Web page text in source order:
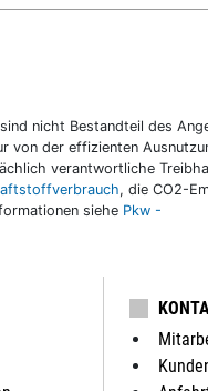
nicht Bestandteil des
von der effizienten
verantwortliche
, die CO2-
siehe Pkw -